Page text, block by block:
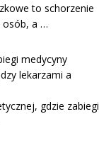
to schorzenie
osób, a …
medycyny
lekarzami a
gdzie zabiegi